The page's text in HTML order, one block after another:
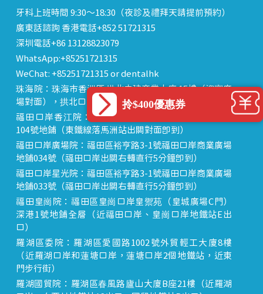
牙科上班時間 9:30～18:30（夜診及禮拜天請提前預約）
廣東話諮詢 香港電話+852 51721315
深圳電話+86 13128823079
WhatsApp:+85251721315
WeChat: +85251721315 or dentalhk
珠海院：珠海市香洲區 拱北中建商業大廈 15樓（迎賓廣
場對面），拱北口岸步行8分鐘直達
福田口岸香江院：福田區福田口岸正對面，海悅華城
104號地鋪（東鐵線落馬洲站出關對面即到）
福田口岸廣場院：福田區裕亨路3-1號福田口岸商業廣場
地鋪034號（福田口岸出關右轉直行5分鐘即到）
福田口岸星光院：福田區裕亨路3-1號福田口岸商業廣場
地鋪033號（福田口岸出關右轉直行5分鐘即到）
福田皇崗院：福田區皇崗口岸皇禦苑（皇城廣場C門）
深港1號地鋪全層（近福田口岸、皇崗口岸地鐵站E出
口）
羅湖區委院：羅湖區愛國路1002號外貿輕工大廈8樓
（近羅湖口岸和蓮塘口岸，蓮塘口岸2個地鐵站，近東
門步行街）
羅湖國貿院：羅湖區春風路廬山大廈B座21樓（近羅湖
拎$400優惠券